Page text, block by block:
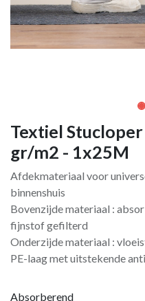
Textiel
gr/m2 - 1x25M
Afdekmateriaal voor
binnenshuis
Bovenzijde materiaal :
fijnstof gefilterd
Onderzijde materiaal :
PE-laag met uitstekende
Absorberend